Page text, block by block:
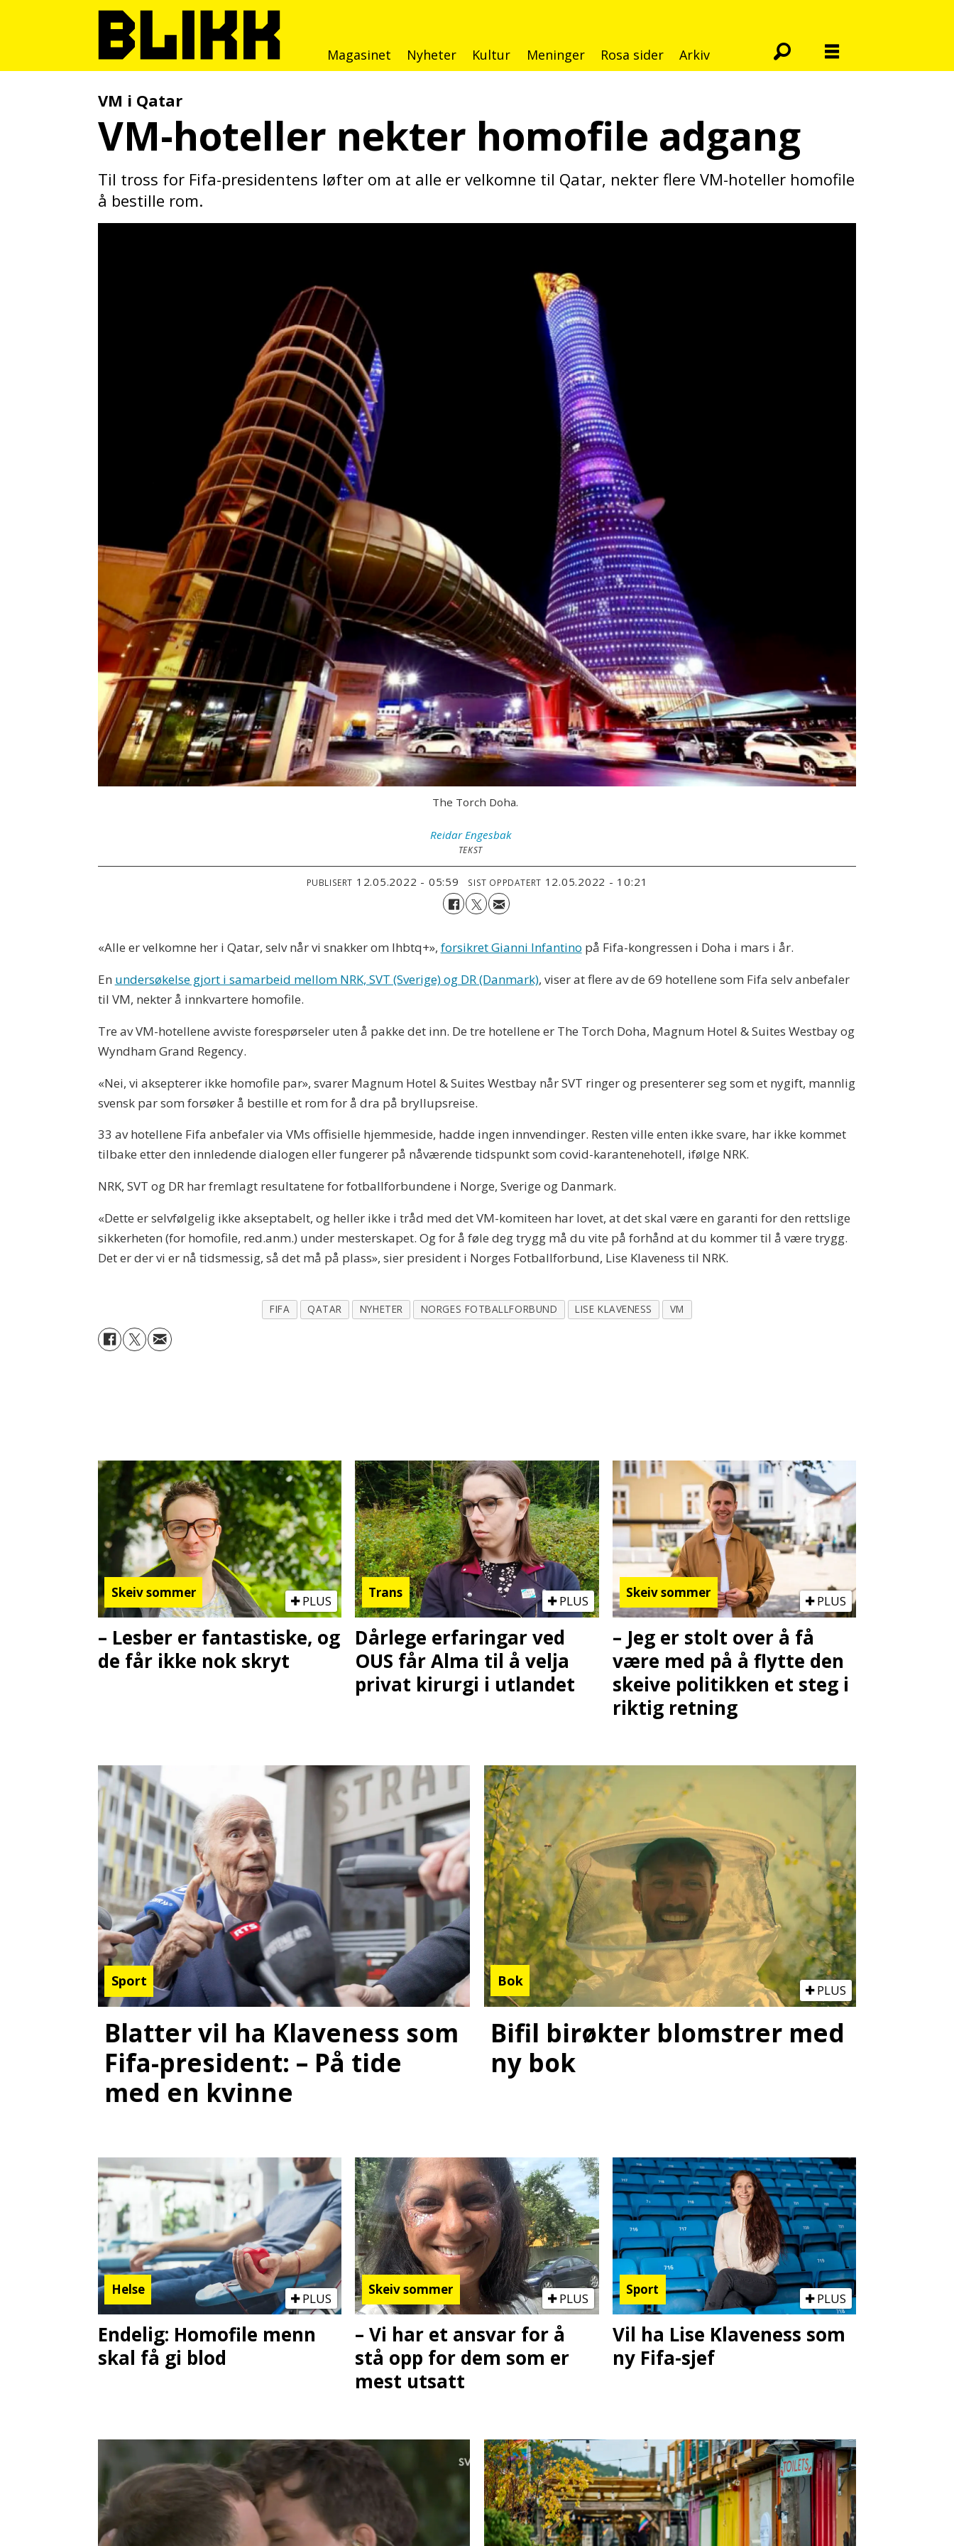
Magasinet Nyheter Kultur Meninger Rosa sider Arkiv
VM i Qatar
VM-hoteller nekter homofile adgang
Til tross for Fifa-presidentens løfter om at alle er velkomne til Qatar, nekter flere VM-hoteller homofile
å bestille rom.
The Torch Doha.
Reidar Engesbak
TEKST
PUBLISERT 12.05.2022 - 05:59 SIST OPPDATERT 12.05.2022 - 10:21
«Alle er velkomne her i Qatar, selv når vi snakker om lhbtq+», forsikret Gianni Infantino på Fifa-kongressen i Doha i mars i år.
En undersøkelse gjort i samarbeid mellom NRK, SVT (Sverige) og DR (Danmark), viser at flere av de 69 hotellene som Fifa selv anbefaler
til VM, nekter å innkvartere homofile.
Tre av VM-hotellene avviste forespørseler uten å pakke det inn. De tre hotellene er The Torch Doha, Magnum Hotel & Suites Westbay og
Wyndham Grand Regency.
«Nei, vi aksepterer ikke homofile par», svarer Magnum Hotel & Suites Westbay når SVT ringer og presenterer seg som et nygift, mannlig
svensk par som forsøker å bestille et rom for å dra på bryllupsreise.
33 av hotellene Fifa anbefaler via VMs offisielle hjemmeside, hadde ingen innvendinger. Resten ville enten ikke svare, har ikke kommet
tilbake etter den innledende dialogen eller fungerer på nåværende tidspunkt som covid-karantenehotell, ifølge NRK.
NRK, SVT og DR har fremlagt resultatene for fotballforbundene i Norge, Sverige og Danmark.
«Dette er selvfølgelig ikke akseptabelt, og heller ikke i tråd med det VM-komiteen har lovet, at det skal være en garanti for den rettslige
sikkerheten (for homofile, red.anm.) under mesterskapet. Og for å føle deg trygg må du vite på forhånd at du kommer til å være trygg.
Det er der vi er nå tidsmessig, så det må på plass», sier president i Norges Fotballforbund, Lise Klaveness til NRK.
FIFA QATAR NYHETER NORGES FOTBALLFORBUND LISE KLAVENESS VM
Skeiv sommer
PLUS
– Lesber er fantastiske, og
de får ikke nok skryt
Trans
PLUS
Dårlege erfaringar ved
OUS får Alma til å velja
privat kirurgi i utlandet
Skeiv sommer
PLUS
– Jeg er stolt over å få
være med på å flytte den
skeive politikken et steg i
riktig retning
Sport
Blatter vil ha Klaveness som
Fifa-president: – På tide
med en kvinne
Bok
PLUS
Bifil birøkter blomstrer med
ny bok
Helse
PLUS
Endelig: Homofile menn
skal få gi blod
Skeiv sommer
PLUS
– Vi har et ansvar for å
stå opp for dem som er
mest utsatt
Sport
PLUS
Vil ha Lise Klaveness som
ny Fifa-sjef